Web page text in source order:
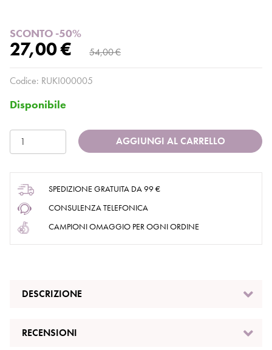
SCONTO -50%
27,00 € 54,00 €
Codice: RUKI000005
Disponibile
AGGIUNGI AL CARRELLO
SPEDIZIONE GRATUITA DA 99 €
CONSULENZA TELEFONICA
CAMPIONI OMAGGIO PER OGNI ORDINE
DESCRIZIONE
RECENSIONI